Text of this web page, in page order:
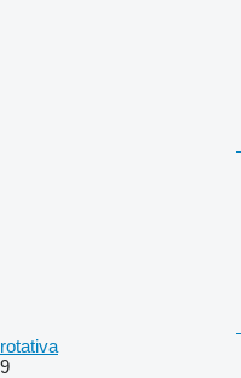
rotativa
9